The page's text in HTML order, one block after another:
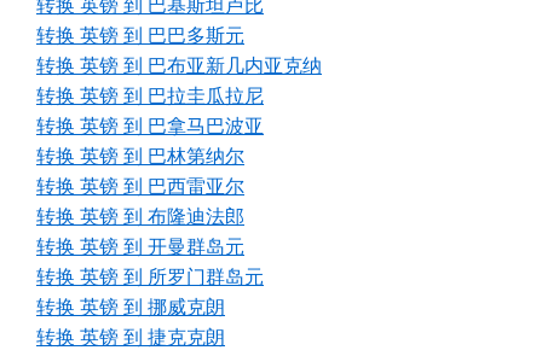
转换 英镑 到 巴基斯坦卢比
转换 英镑 到 巴巴多斯元
转换 英镑 到 巴布亚新几内亚克纳
转换 英镑 到 巴拉圭瓜拉尼
转换 英镑 到 巴拿马巴波亚
转换 英镑 到 巴林第纳尔
转换 英镑 到 巴西雷亚尔
转换 英镑 到 布隆迪法郎
转换 英镑 到 开曼群岛元
转换 英镑 到 所罗门群岛元
转换 英镑 到 挪威克朗
转换 英镑 到 捷克克朗